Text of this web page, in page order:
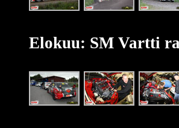
Elokuu: SM Vartti